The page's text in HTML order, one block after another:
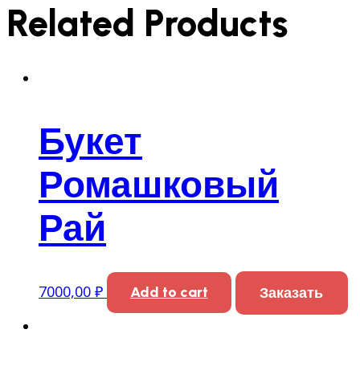
Related Products
Букет
Ромашковый
Рай
7000,00 ₽ Add to cart Заказать